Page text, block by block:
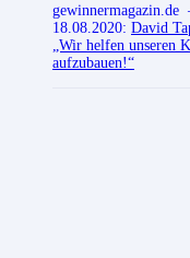
gewinnermagazin.de
18.08.2020: David
„Wir helfen unseren
aufzubauen!“